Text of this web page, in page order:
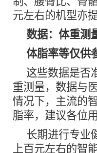
元左右的机型亦
数据：体重测
体脂率等仅供
这些数据是否
重测量，数据与
情况下，主流的
脂率，建议各位
长期进行专业
上百元左右的智